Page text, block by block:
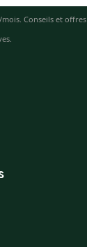
mois. Conseils et offres